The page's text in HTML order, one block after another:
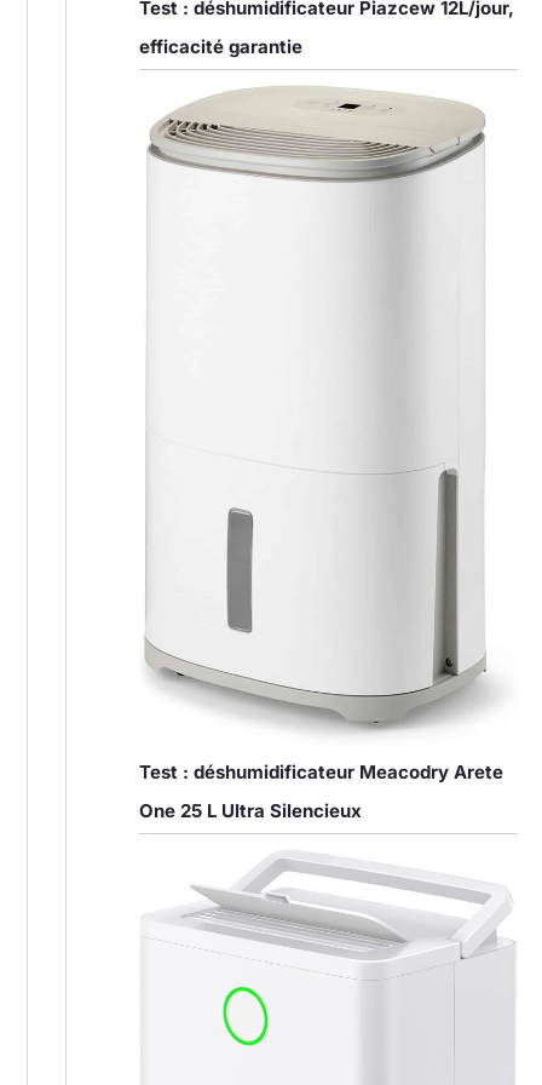
Test : déshumidificateur Piazcew 12L/jour,
efficacité garantie
Test : déshumidificateur Meacodry Arete
One 25 L Ultra Silencieux